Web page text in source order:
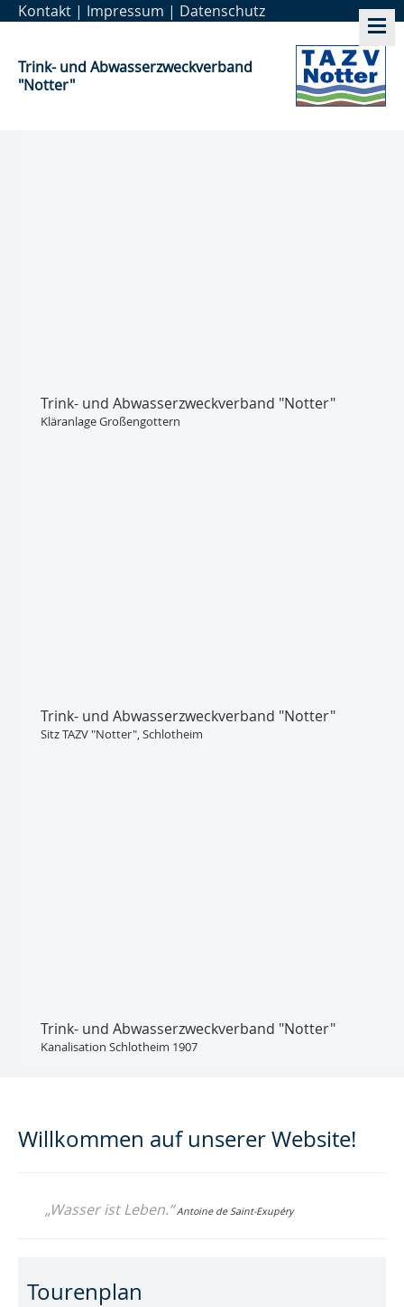
Kontakt | Impressum | Datenschutz
Trink- und Abwasser­zweckverband
"Notter"
Trink- und Abwasser­zweckverband "Notter"
Kläranlage Großengottern
Trink- und Abwasser­zweckverband "Notter"
Sitz TAZV "Notter", Schlotheim
Trink- und Abwasser­zweckverband "Notter"
Kanalisation Schlotheim 1907
Willkommen auf unserer Website!
„Wasser ist Leben.“ Antoine de Saint-Exupéry
Tourenplan